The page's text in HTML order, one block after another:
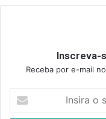
Inscreva-
Receba por e-mail